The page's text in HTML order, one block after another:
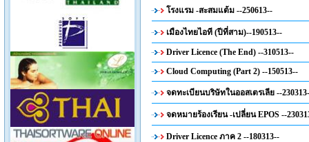
โรงแรม -สะสมแต้ม --250613--
เมืองไทยไอที (ปีที่สาม)--190513--
Driver Licence (The End) --310513--
Cloud Computing (Part 2) --150513--
จดทะเบียนบริษัทในออสเตรเลีย --
จดหมายร้องเรียน -เปลี่ยน EPOS --
Driver Licence ภาค 2 --180313--